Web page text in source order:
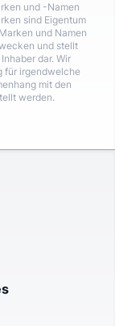
und -Namen
sind Eigentum
und Namen
und stellt
dar. Wir
für irgendwelche
mit den
werden.